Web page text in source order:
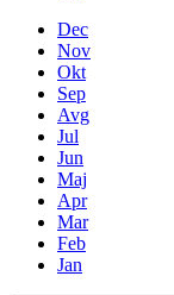
Dec
Nov
Okt
Sep
Avg
Jul
Jun
Maj
Apr
Mar
Feb
Jan